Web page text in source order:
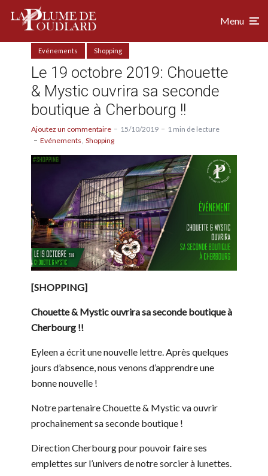
Menu
Evénements Shopping
Le 19 octobre 2019: Chouette
& Mystic ouvrira sa seconde
boutique à Cherbourg !!
Ajoutez un commentaire 15/10/2019
1 min de lecture
Evénements Shopping
[SHOPPING]
Chouette & Mystic ouvrira sa seconde boutique à
Cherbourg !!
Eyleen a écrit une nouvelle lettre. Après quelques
jours d’absence, nous venons d’apprendre une
bonne nouvelle !
Notre partenaire Chouette & Mystic va ouvrir
prochainement sa seconde boutique !
Direction Cherbourg pour pouvoir faire ses
emplettes sur l’univers de notre sorcier à lunettes.